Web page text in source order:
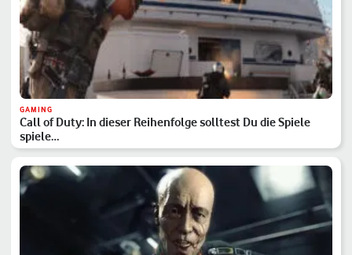
GAMING
Call of Duty: In dieser Reihenfolge solltest Du die Spiele
spiele…